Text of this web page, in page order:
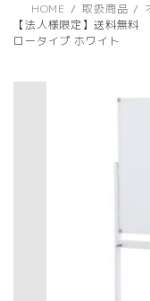
HOME 取扱商品
【法人様限定】送料無
ロータイプ ホワイト